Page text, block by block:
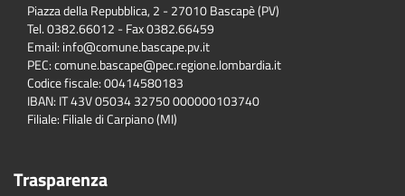
Piazza della Repubblica, 2 - 27010 Bascapè (PV)
Tel. 0382.66012 - Fax 0382.66459
Email: info@comune.bascape.pv.it
PEC: comune.bascape@pec.regione.lombardia.it
Codice fiscale: 00414580183
IBAN: IT 43V 05034 32750 000000103740
Filiale: Filiale di Carpiano (MI)
Trasparenza